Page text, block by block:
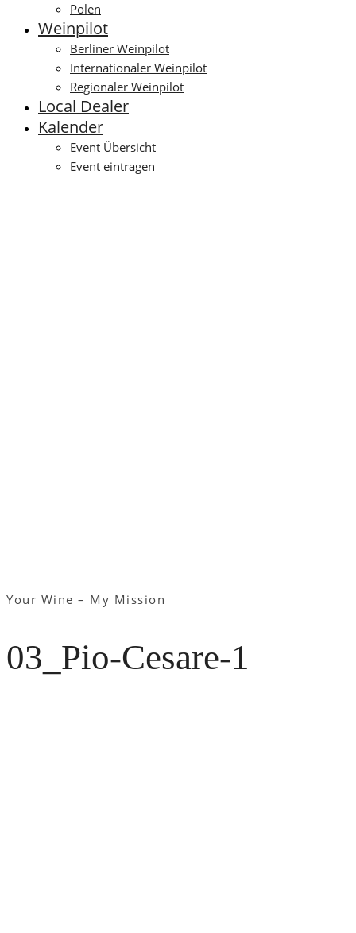
Polen
Weinpilot
Berliner Weinpilot
Internationaler Weinpilot
Regionaler Weinpilot
Local Dealer
Kalender
Event Übersicht
Event eintragen
Your Wine – My Mission
03_Pio-Cesare-1